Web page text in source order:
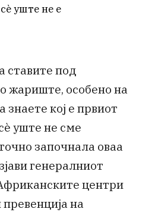
уште не е
ставите под
жариште, особено на
знаете кој е првиот
уште не сме
започнала оваа
генералниот
центри
на